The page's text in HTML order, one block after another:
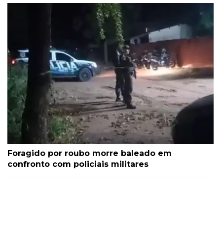
Foragido por roubo morre baleado em
confronto com policiais militares